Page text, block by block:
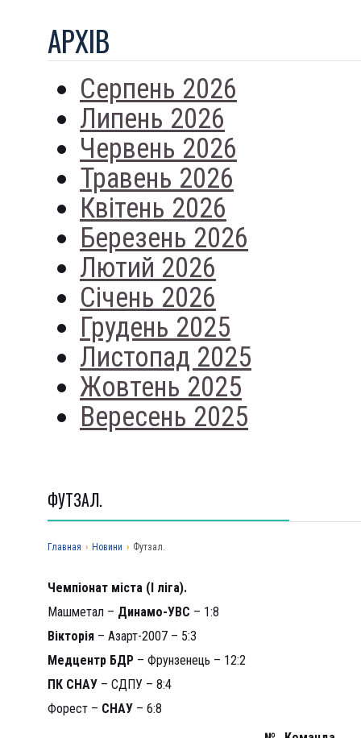
АРХIВ
Серпень 2026
Липень 2026
Червень 2026
Травень 2026
Квітень 2026
Березень 2026
Лютий 2026
Січень 2026
Грудень 2025
Листопад 2025
Жовтень 2025
Вересень 2025
ФУТЗАЛ.
Главная › Новини › Футзал.
Чемпіонат міста (І ліга).
Машметал – Динамо-УВС – 1:8
Вікторія – Азарт-2007 – 5:3
Медцентр БДР – Фрунзенець – 12:2
ПК СНАУ – СДПУ – 8:4
Форест – СНАУ – 6:8